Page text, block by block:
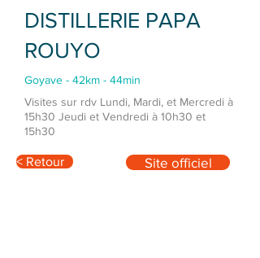
DISTILLERIE PAPA
ROUYO
Goyave - 42km - 44min
Visites sur rdv Lundi, Mardi, et Mercredi à
15h30 Jeudi et Vendredi à 10h30 et
15h30
< Retour Site officiel